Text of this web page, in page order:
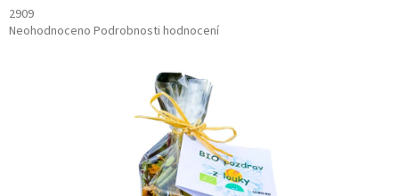
2909
Průměrné
Neohodnoceno Podrobnosti hodnocení